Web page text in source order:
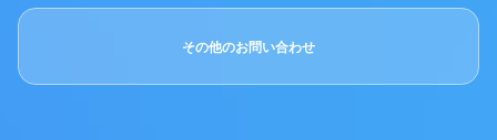
その他のお問い合わせ